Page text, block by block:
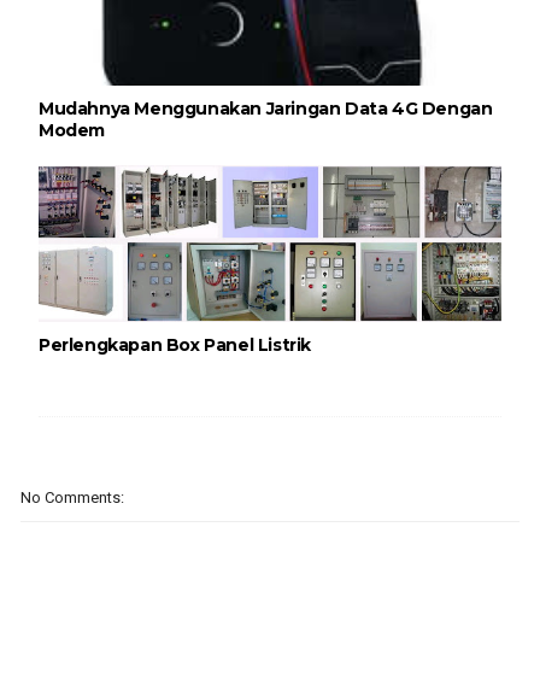
Mudahnya Menggunakan Jaringan Data 4G Dengan
Modem
Perlengkapan Box Panel Listrik
No Comments: